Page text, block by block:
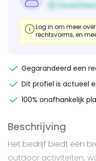
Log in om meer
rechtsvorms, en
Gegarandeerd een
Dit profiel is actueel
100% onafhankelijk
Beschrijving
Het bedrijf biedt een
outdoor activiteiten,